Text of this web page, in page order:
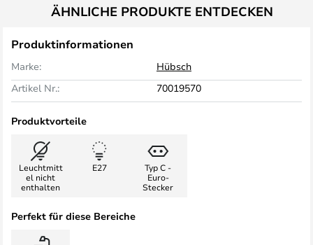
ÄHNLICHE PRODUKTE ENTDECKEN
Produktinformationen
Marke:
Hübsch
Artikel Nr.:
70019570
Produktvorteile
Leuchtmitt
el nicht
enthalten
E27
Typ C -
Euro-
Stecker
Perfekt für diese Bereiche